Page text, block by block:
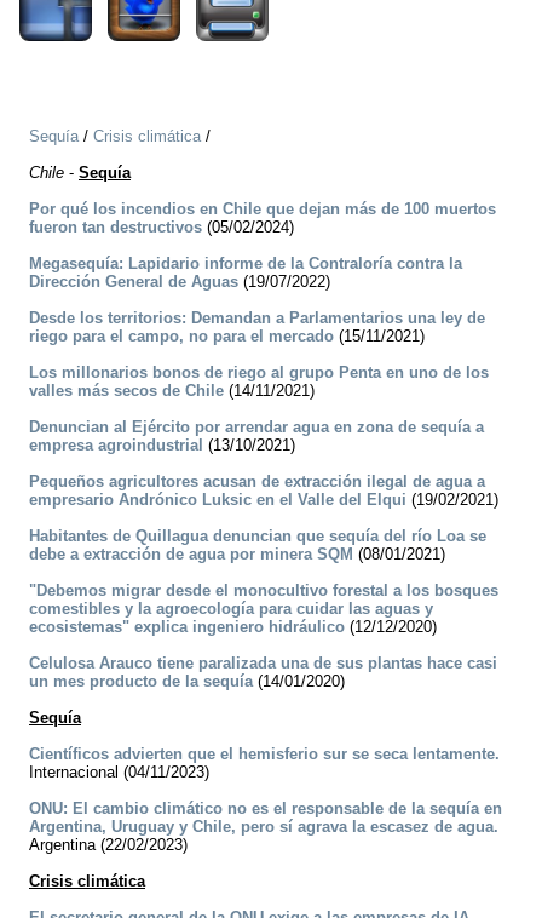
Sequía/ Crisis climática/
Chile - Sequía
Por qué los incendios en Chile que dejan más de 100 muertos
fueron tan destructivos (05/02/2024)
Megasequía: Lapidario informe de la Contraloría contra la
Dirección General de Aguas (19/07/2022)
Desde los territorios: Demandan a Parlamentarios una ley de
riego para el campo, no para el mercado (15/11/2021)
Los millonarios bonos de riego al grupo Penta en uno de los
valles más secos de Chile (14/11/2021)
Denuncian al Ejército por arrendar agua en zona de sequía a
empresa agroindustrial (13/10/2021)
Pequeños agricultores acusan de extracción ilegal de agua a
empresario Andrónico Luksic en el Valle del Elqui (19/02/2021)
Habitantes de Quillagua denuncian que sequía del río Loa se
debe a extracción de agua por minera SQM (08/01/2021)
"Debemos migrar desde el monocultivo forestal a los bosques
comestibles y la agroecología para cuidar las aguas y
ecosistemas" explica ingeniero hidráulico (12/12/2020)
Celulosa Arauco tiene paralizada una de sus plantas hace casi
un mes producto de la sequía(14/01/2020)
Sequía
Científicos advierten que el hemisferio sur se seca lentamente.
Internacional (04/11/2023)
ONU: El cambio climático no es el responsable de la sequía en
Argentina, Uruguay y Chile, pero sí agrava la escasez de agua.
Argentina (22/02/2023)
Crisis climática